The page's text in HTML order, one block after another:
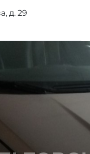
д. 29